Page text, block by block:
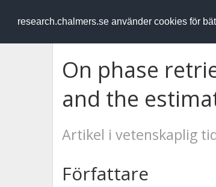
research.chalmers.se använder cookies för
RESEARCH.chalmers.se
On phase
and the
Artikel i vetenskaplig
Författare